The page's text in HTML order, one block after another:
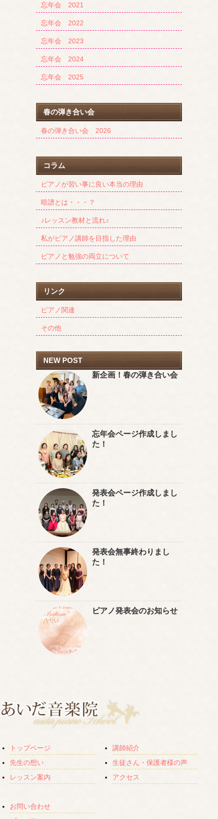
忘年会 2021
忘年会 2022
忘年会 2023
忘年会 2024
忘年会 2025
春の弾き合い会
春の弾き合い会 2026
コラム
ピアノが習い事に良い本当の理由
暗譜とは・・・？
♪レッスン教材と流れ♪
私がピアノ講師を目指した理由
ピアノと勉強の両立について
リンク
ピアノ関連
その他
NEW POST
新企画！春の弾き合い会
忘年会ページ作成しまし
た！
発表会ページ作成しまし
た！
発表会無事終わりまし
た！
ピアノ発表会のお知らせ
トップページ
先生の想い
レッスン案内
講師紹介
生徒さん・保護者様の声
アクセス
お問い合わせ